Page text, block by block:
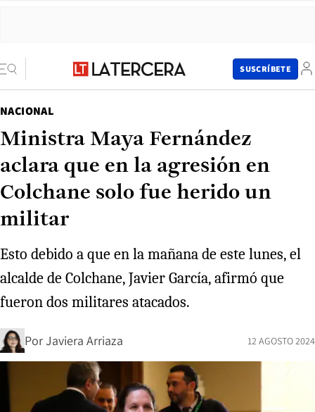
SUSCRÍBETE
NACIONAL
Ministra Maya Fernández
aclara que en la agresión en
Colchane solo fue herido un
militar
Esto debido a que en la mañana de este lunes, el
alcalde de Colchane, Javier García, afirmó que
fueron dos militares atacados.
PorJaviera Arriaza 12 AGOSTO 2024